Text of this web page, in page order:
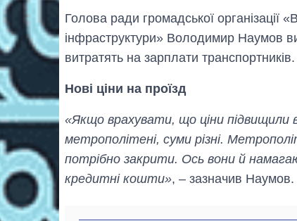
Голова ради громадської організації
інфраструктури» Володимир Наумов
витратять на зарплати транспортників.
Нові ціни на проїзд
«Якщо врахувати, що ціни підвищили
метрополітені, суми різні.
потрібно закрити. Ось вони й
кредитні кошти», – зазначив Наумов.